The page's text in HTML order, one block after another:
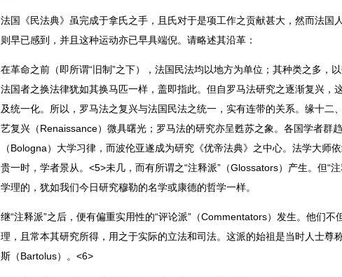
法国《民法典》虽完成于拿氏之手，且氏对于是项工作之贡献甚大，然而法国
则早已感到，并且这种运动亦已早具端倪。请略述其沿革：
在革命之前（即所谓“旧制”之下），法国民法均以地方为单位；其种类之多，
法国者之换法律犹如其换马匹一样，盖即指此。但自罗马法研究之逐渐复兴，
及统一化。所以，罗马法之复兴与法国民法之统一，实有连带的关系。缘十二
艺复兴（Renaissance）微具曙光；罗马法的研究亦呈甦苏之象。各国学者群
（Bologna）大学习律，而波伦亚遂成为研究《优帝法典》之中心。法学大师
贵一时，学者景从。<5>未几，而有所谓之“注释派”（Glossators）产生。但“
学理的，犹如我们今日研究穆勒的名学或康德的哲学一样。
继“注释派”之后，便有偏重实用性的“评论派”（Commentators）发生。他们不
理，且常本其研究所得，用之于实际的立法和司法。这派的始祖是当时人士尊
斯（Bartolus）。<6>